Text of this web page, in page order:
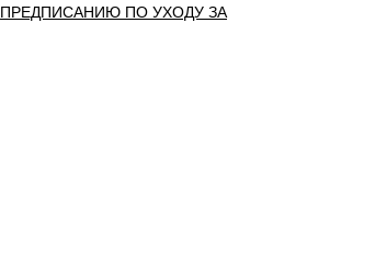
ПРЕДПИСАНИЮ ПО УХОДУ ЗА